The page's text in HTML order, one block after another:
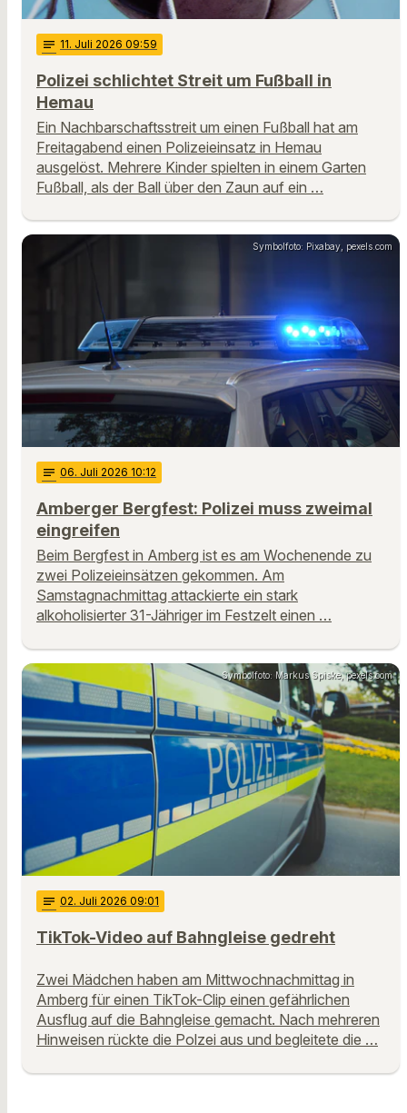
notes 11. Juli 2026 09:59
Polizei schlichtet Streit um Fußball in
Hemau
Ein Nachbarschaftsstreit um einen Fußball hat am
Freitagabend einen Polizeieinsatz in Hemau
ausgelöst. Mehrere Kinder spielten in einem Garten
Fußball, als der Ball über den Zaun auf ein …
Symbolfoto: Pixabay, pexels.com
notes 06. Juli 2026 10:12
Amberger Bergfest: Polizei muss zweimal
eingreifen
Beim Bergfest in Amberg ist es am Wochenende zu
zwei Polizeieinsätzen gekommen. Am
Samstagnachmittag attackierte ein stark
alkoholisierter 31-Jähriger im Festzelt einen …
Symbolfoto: Markus Spiske, pexels.com
notes 02. Juli 2026 09:01
TikTok-Video auf Bahngleise gedreht
Zwei Mädchen haben am Mittwochnachmittag in
Amberg für einen TikTok-Clip einen gefährlichen
Ausflug auf die Bahngleise gemacht. Nach mehreren
Hinweisen rückte die Polzei aus und begleitete die …